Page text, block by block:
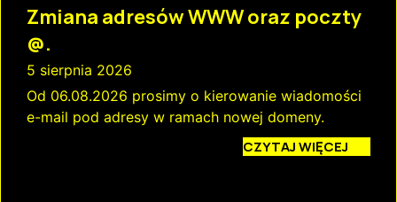
Zmiana adresów WWW oraz poczty
@.
5 sierpnia 2026
Od 06.08.2026 prosimy o kierowanie wiadomości
e-mail pod adresy w ramach nowej domeny.
CZYTAJ WIĘCEJ